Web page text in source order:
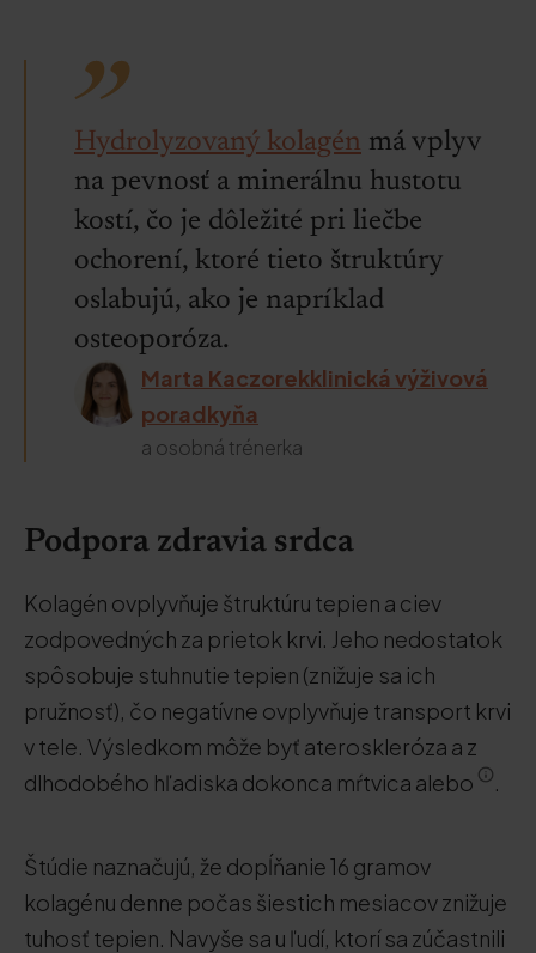
Hydrolyzovaný kolagén má vplyv
na pevnosť a minerálnu hustotu
kostí, čo je dôležité pri liečbe
ochorení, ktoré tieto štruktúry
oslabujú, ako je napríklad
osteoporóza.
Marta Kaczorekklinická výživová
poradkyňa
a osobná trénerka
Podpora zdravia srdca
Kolagén ovplyvňuje štruktúru tepien a ciev
zodpovedných za prietok krvi. Jeho nedostatok
spôsobuje stuhnutie tepien (znižuje sa ich
pružnosť), čo negatívne ovplyvňuje transport krvi
v tele. Výsledkom môže byť ateroskleróza a z
dlhodobého hľadiska dokonca mŕtvica alebo
Štúdie naznačujú, že dopĺňanie 16 gramov
kolagénu denne počas šiestich mesiacov znižuje
tuhosť tepien. Navyše sa u ľudí, ktorí sa zúčastnili